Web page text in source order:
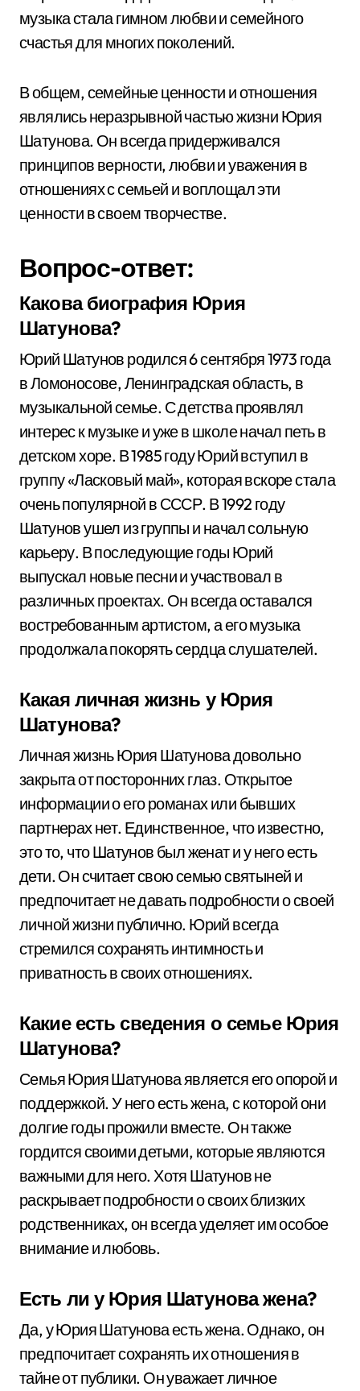
музыка стала гимном любви и семейного
счастья для многих поколений.
В общем, семейные ценности и отношения
являлись неразрывной частью жизни Юрия
Шатунова. Он всегда придерживался
принципов верности, любви и уважения в
отношениях с семьей и воплощал эти
ценности в своем творчестве.
Вопрос-ответ:
Какова биография Юрия
Шатунова?
Юрий Шатунов родился 6 сентября 1973 года
в Ломоносове, Ленинградская область, в
музыкальной семье. С детства проявлял
интерес к музыке и уже в школе начал петь в
детском хоре. В 1985 году Юрий вступил в
группу «Ласковый май», которая вскоре стала
очень популярной в СССР. В 1992 году
Шатунов ушел из группы и начал сольную
карьеру. В последующие годы Юрий
выпускал новые песни и участвовал в
различных проектах. Он всегда оставался
востребованным артистом, а его музыка
продолжала покорять сердца слушателей.
Какая личная жизнь у Юрия
Шатунова?
Личная жизнь Юрия Шатунова довольно
закрыта от посторонних глаз. Открытое
информации о его романах или бывших
партнерах нет. Единственное, что известно,
это то, что Шатунов был женат и у него есть
дети. Он считает свою семью святыней и
предпочитает не давать подробности о своей
личной жизни публично. Юрий всегда
стремился сохранять интимность и
приватность в своих отношениях.
Какие есть сведения о семье Юрия
Шатунова?
Семья Юрия Шатунова является его опорой и
поддержкой. У него есть жена, с которой они
долгие годы прожили вместе. Он также
гордится своими детьми, которые являются
важными для него. Хотя Шатунов не
раскрывает подробности о своих близких
родственниках, он всегда уделяет им особое
внимание и любовь.
Есть ли у Юрия Шатунова жена?
Да, у Юрия Шатунова есть жена. Однако, он
предпочитает сохранять их отношения в
тайне от публики. Он уважает личное